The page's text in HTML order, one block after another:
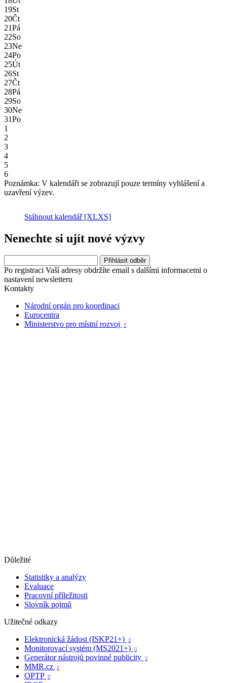
19St
20Čt
21Pá
22So
23Ne
24Po
25Út
26St
27Čt
28Pá
29So
30Ne
31Po
1
2
3
4
5
6
Poznámka: V kalendáři se zobrazují pouze termíny vyhlášení a
uzavření výzev.
Stáhnout kalendář [XLXS]
Nenechte si ujít nové výzvy
Po registraci Vaší adresy obdržíte email s dalšími informacemi o
nastavení newsletteru
Kontakty
Národní orgán pro koordinaci
Eurocentra
Ministerstvo pro místní rozvoj

Důležité
Statistiky a analýzy
Evaluace
Pracovní příležitosti
Slovník pojmů
Užitečné odkazy
Elektronická žádost (ISKP21+)

Monitorovací systém (MS2021+) 
Generátor nástrojů povinné publicity 
MMR.cz 
OPTP 